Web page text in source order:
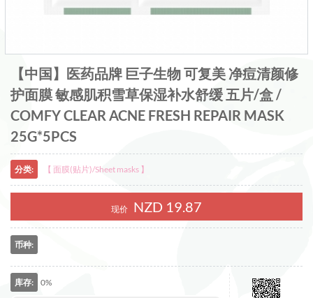
【中国】医药品牌 巨子生物 可复美 净痘清颜修
护面膜 敏感肌积雪草保湿补水舒缓 五片/盒 /
COMFY CLEAR ACNE FRESH REPAIR MASK
25G*5PCS
分类: 【 面膜(贴片)/Sheet masks 】
现价 NZD 19.87
币种:
RMB
库存: 0%